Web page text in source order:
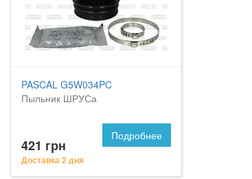
PASCAL G5W034PC
Пыльник ШРУСа
421 грн
Доставка 2 дня
Подробнее